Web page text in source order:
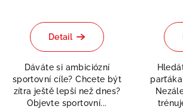
hodnocení
produktu
z
5
hvězdiček.
Detail
Dáváte si ambiciózní
sportovní cíle? Chcete být
zítra ještě lepší než dnes?
Objevte sportovní...
Powered by chaterimo